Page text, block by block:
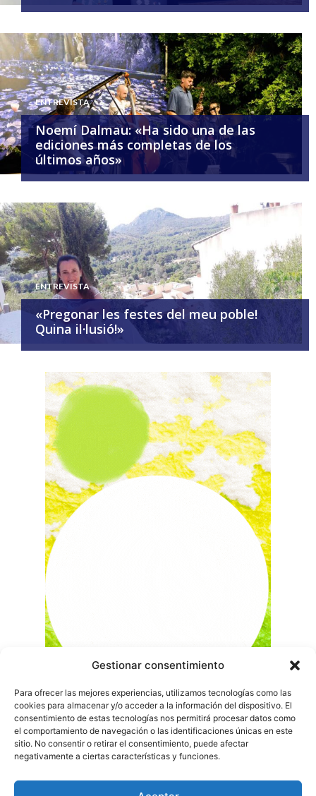
Gestionar consentimiento
Para ofrecer las mejores experiencias, utilizamos tecnologías como las
cookies para almacenar y/o acceder a la información del dispositivo. El
consentimiento de estas tecnologías nos permitirá procesar datos como
el comportamiento de navegación o las identificaciones únicas en este
sitio. No consentir o retirar el consentimiento, puede afectar
negativamente a ciertas características y funciones.
ENTREVISTA
Noemí Dalmau: «Ha sido una de las
ediciones más completas de los
últimos años»
ENTREVISTA
«Pregonar les festes del meu poble!
Quina il·lusió!»